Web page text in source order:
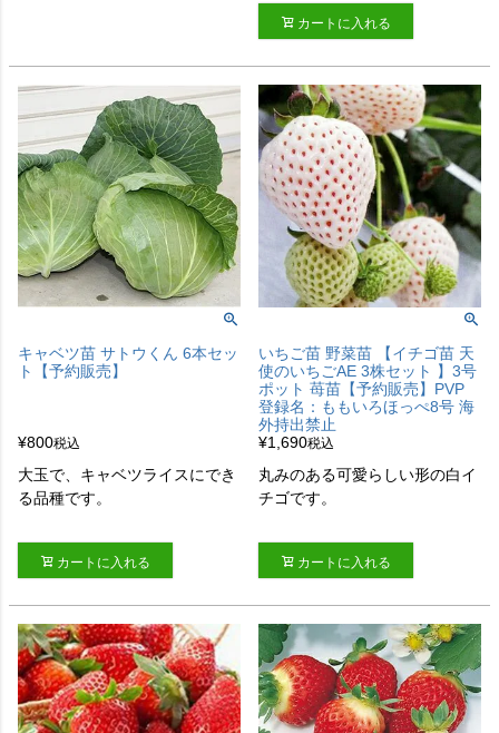
カートに入れる
キャベツ苗 サトウくん 6本セッ
ト【予約販売】
¥800税込
大玉で、キャベツライスにでき
る品種です。
カートに入れる
いちご苗 野菜苗 【イチゴ苗 天
使のいちごAE 3株セット 】3号
ポット 苺苗【予約販売】PVP
登録名：ももいろほっぺ8号 海
外持出禁止
¥1,690税込
丸みのある可愛らしい形の白イ
チゴです。
カートに入れる